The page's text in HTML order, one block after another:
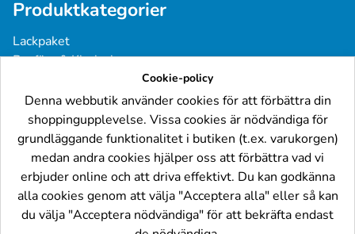
Produktkategorier
Lackpaket
Basfärg & Klarlack
Grundfärg & Spackel
Verktyg & Tillbehör
Industri- & Yrkeslack
Följ oss
Cookie-policy
Denna webbutik använder cookies för att förbättra din
shoppingupplevelse. Vissa cookies är nödvändiga för
grundläggande funktionalitet i butiken (t.ex. varukorgen)
medan andra cookies hjälper oss att förbättra vad vi
erbjuder online och att driva effektivt. Du kan godkänna
alla cookies genom att välja "Acceptera alla" eller så kan
du välja "Acceptera nödvändiga" för att bekräfta endast